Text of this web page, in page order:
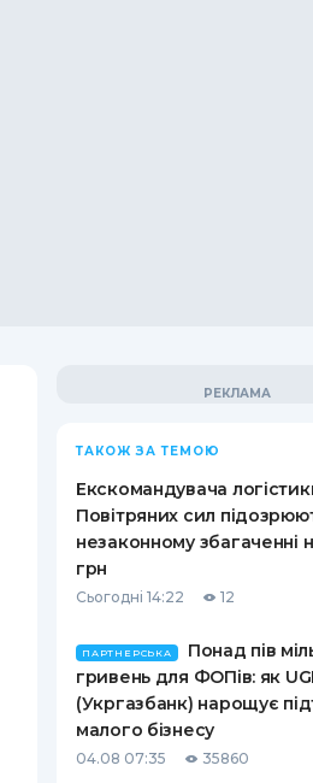
ТАКОЖ ЗА ТЕМОЮ
Екскомандувача
Повітряних сил
незаконному збагаченні
грн
Сьогодні 14:22 12
ПАРТНЕРСЬКА
Понад пів
гривень для ФОПів: як
(Укргазбанк) нарощує
малого бізнесу
04.08 07:35 35860